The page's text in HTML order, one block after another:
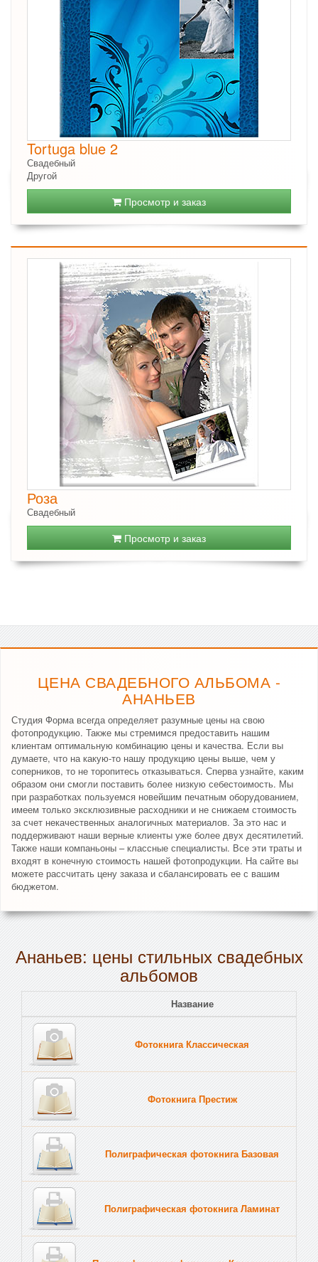
Tortuga blue 2
Свадебный
Другой
Просмотр и заказ
Роза
Свадебный
Просмотр и заказ
ЦЕНА СВАДЕБНОГО АЛЬБОМА -
АНАНЬЕВ
Студия Форма всегда определяет разумные цены на свою
фотопродукцию. Также мы стремимся предоставить нашим
клиентам оптимальную комбинацию цены и качества. Если вы
думаете, что на какую-то нашу продукцию цены выше, чем у
соперников, то не торопитесь отказываться. Сперва узнайте, каким
образом они смогли поставить более низкую себестоимость. Мы
при разработках пользуемся новейшим печатным оборудованием,
имеем только эксклюзивные расходники и не снижаем стоимость
за счет некачественных аналогичных материалов. За это нас и
поддерживают наши верные клиенты уже более двух десятилетий.
Также наши компаньоны – классные специалисты. Все эти траты и
входят в конечную стоимость нашей фотопродукции. На сайте вы
можете рассчитать цену заказа и сбалансировать ее с вашим
бюджетом.
Ананьев: цены стильных свадебных
альбомов
Название
Фотокнига Классическая
Фотокнига Престиж
Полиграфическая фотокнига Базовая
Полиграфическая фотокнига Ламинат